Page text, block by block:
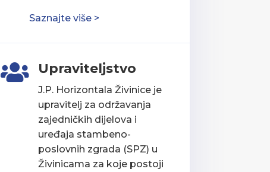
Saznajte više >
 Upraviteljstvo
J.P. Horizontala Živinice je
upravitelj za održavanja
zajedničkih dijelova i
uređaja stambeno-
poslovnih zgrada (SPZ) u
Živinicama za koje postoji